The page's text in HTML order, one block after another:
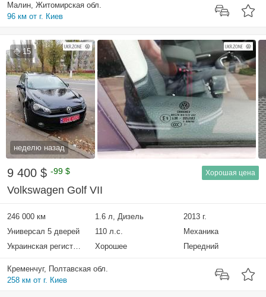
Малин, Житомирская обл.
96 км от г. Киев
15
неделю назад
9 400 $ -99 $ Хорошая цена
Volkswagen Golf VII
246 000 км 1.6 л, Дизель
2013 г.
Универсал 5 дверей
110 л.с.
Механика
Украинская регистрация
Хорошее Передний
Кременчуг, Полтавская обл.
258 км от г. Киев